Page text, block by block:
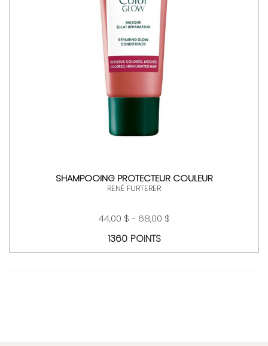
SHAMPOOING PROTECTEUR COULEUR
RENÉ FURTERER
44,00 $ - 68,00 $
1360 POINTS